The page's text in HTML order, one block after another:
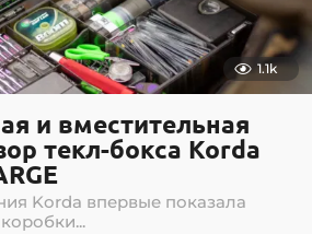
1.1k
и вместительная
текл-бокса Korda
Korda впервые показала